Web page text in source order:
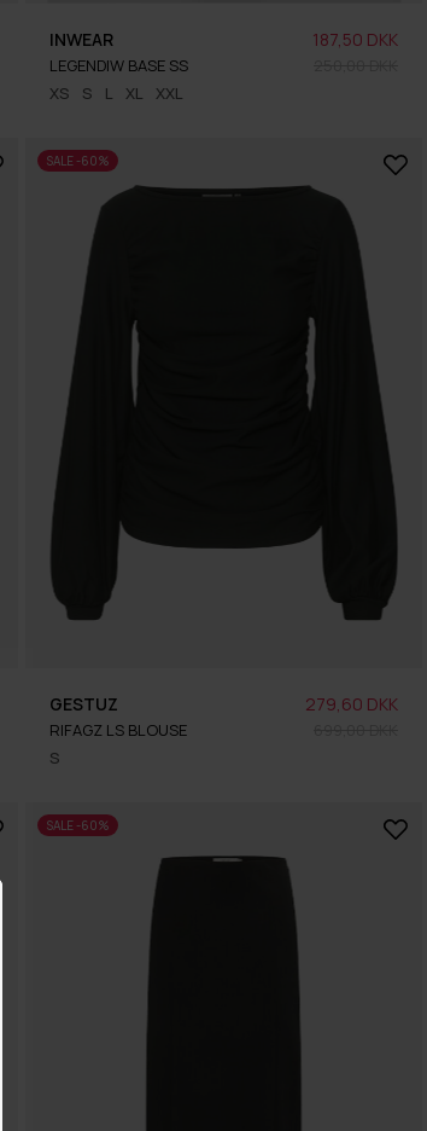
XS S L XL XXL
INWEAR
LEGENDIW BASE SS
187,50 DKK
SALE -60%
S
GESTUZ
RIFAGZ LS BLOUSE
279,60 DKK
SALE -60%